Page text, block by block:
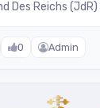
Des Reichs
0 Admin